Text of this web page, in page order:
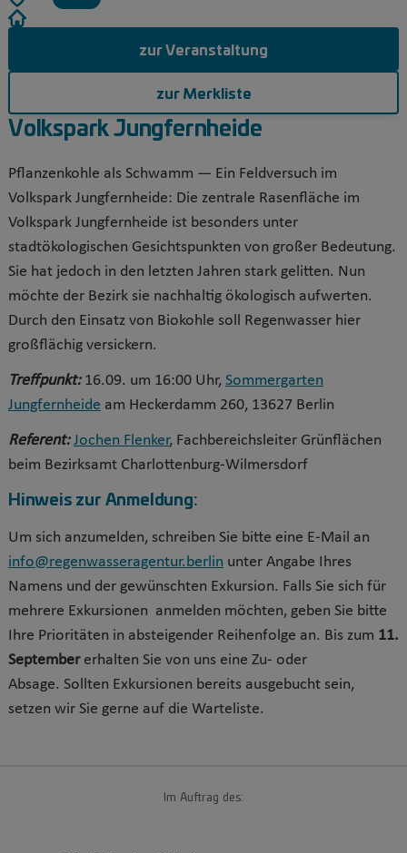
Volkspark Jungfernheide
Pflanzenkohle als Schwamm — Ein Feldversuch im
Volkspark Jungfernheide: Die zentrale Rasenfläche im
Volkspark Jungfernheide ist besonders unter
stadtökologischen Gesichtspunkten von großer Bedeutung.
Sie hat jedoch in den letzten Jahren stark gelitten. Nun
möchte der Bezirk sie nachhaltig ökologisch aufwerten.
Durch den Einsatz von Biokohle soll Regenwasser hier
großflächig versickern.
Treffpunkt:16.09. um 16:00 Uhr, Sommergarten
Jungfernheide am Heckerdamm 260, 13627 Berlin
Referent: Jochen Flenker, Fachbereichsleiter Grünflächen
beim Bezirksamt Charlottenburg-Wilmersdorf
Hinweis zur Anmeldung:
Um sich anzumelden, schreiben Sie bitte eine E-Mail an
info@regenwasseragentur.berlin unter Angabe Ihres
Namens und der gewünschten Exkursion. Falls Sie sich für
mehrere Exkursionen anmelden möchten, geben Sie bitte
Ihre Prioritäten in absteigender Reihenfolge an. Bis zum 11.
Septembererhalten Sie von uns eine Zu- oder
Absage. Sollten Exkursionen bereits ausgebucht sein,
setzen wir Sie gerne auf die Warteliste.
zur Veranstaltung
zur Merkliste
Im Auftrag des: